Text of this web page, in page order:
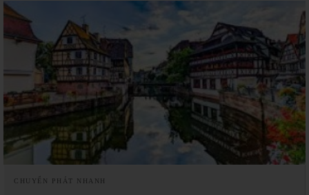
CHUYỂN PHÁT NHANH